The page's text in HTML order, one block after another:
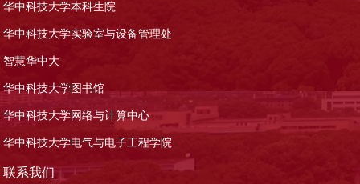
华中科技大学本科生院
华中科技大学实验室与设备管理处
智慧华中大
华中科技大学图书馆
华中科技大学网络与计算中心
华中科技大学电气与电子工程学院
联系我们